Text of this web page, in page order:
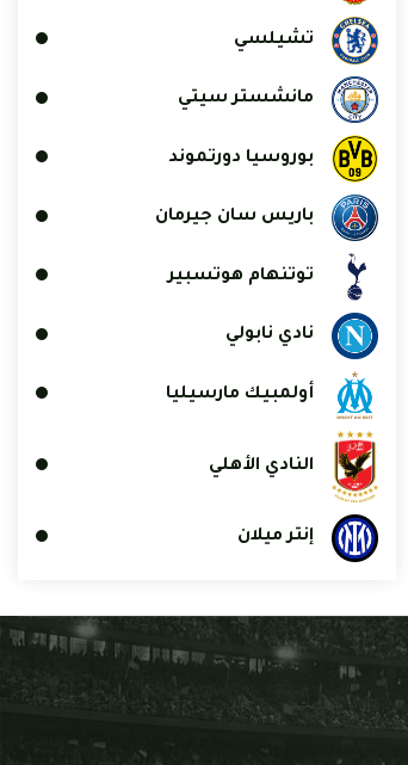
تشيلسي
مانشستر سيتي
بوروسيا دورتموند
باريس سان جيرمان
توتنهام هوتسبير
نادي نابولي
أولمبيك مارسيليا
النادي الأهلي
إنتر ميلان